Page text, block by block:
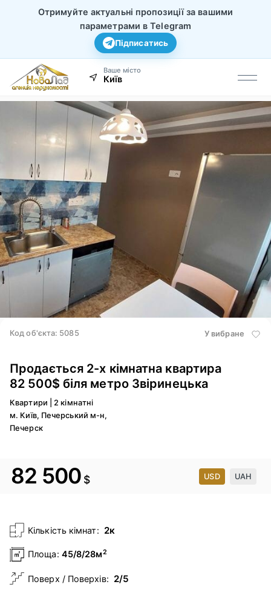
Отримуйте актуальні пропозиції за вашими
параметрами в Telegram
Підписатись
Ваше місто
Київ
Код об'єкта: 5085 У вибране
Продається 2-х кімнатна квартира
82 500$ біля метро Звіринецька
Квартири |2 кімнатні
м. Київ, Печерський м-н,
Печерск
82 500 $ USD UAH
Кількість кімнат: 2к
Площа: 45/8/28м2
Поверх / Поверхів: 2/5